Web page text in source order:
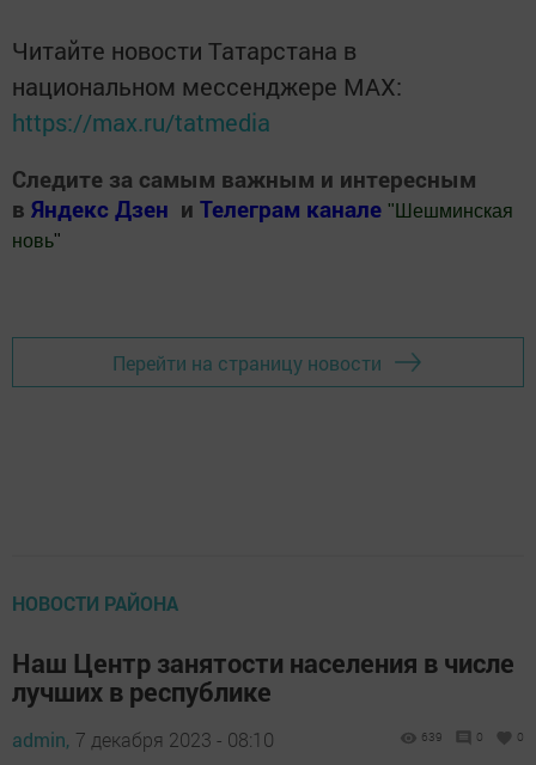
Читайте новости Татарстана в
национальном мессенджере MАХ:
https://max.ru/tatmedia
Следите за самым важным и интересным
в Яндекс Дзен и Телеграм канале " Шешминская
новь"
Перейти на страницу новости
НОВОСТИ РАЙОНА
Наш Центр занятости населения в числе
лучших в республике
admin, 7 декабря 2023 - 08:10 639 0 0